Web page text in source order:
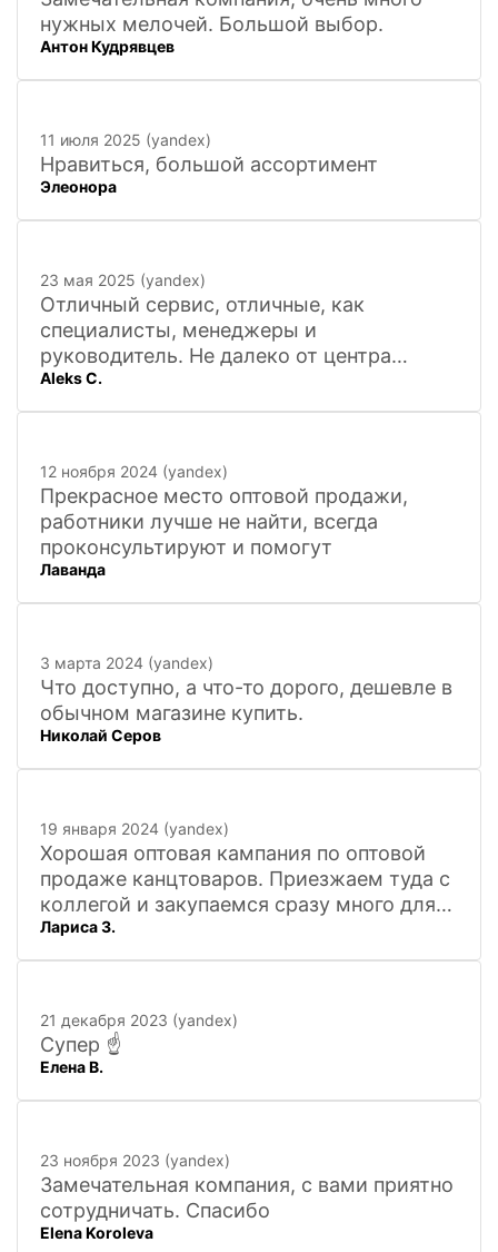
нужных мелочей. Большой выбор.
Антон Кудрявцев
11 июля 2025 (yandex)
Нравиться, большой ассортимент
Элеонора
23 мая 2025 (yandex)
Отличный сервис, отличные, как
специалисты, менеджеры и
руководитель. Не далеко от центра
города, 20 минут
Aleks C.
12 ноября 2024 (yandex)
Прекрасное место оптовой продажи,
работники лучше не найти, всегда
проконсультируют и помогут
Лаванда
3 марта 2024 (yandex)
Что доступно, а что-то дорого, дешевле в
обычном магазине купить.
Николай Серов
19 января 2024 (yandex)
Хорошая оптовая кампания по оптовой
продаже канцтоваров. Приезжаем туда с
коллегой и закупаемся сразу много для
офиса. Удобно. Есть практически всё, что
нужно, и по хорошим ценам. Вежливый
искать
Лариса З.
21 декабря 2023 (yandex)
Супер ☝️
Елена В.
23 ноября 2023 (yandex)
Замечательная компания, с вами приятно
сотрудничать. Спасибо
Elena Koroleva